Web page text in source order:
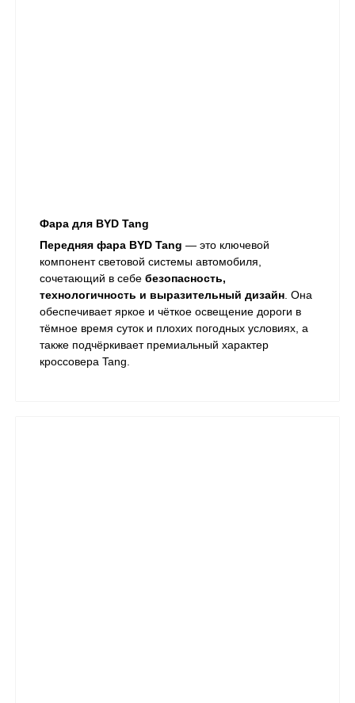
Фара для BYD Tang
Передняя фара BYD Tang — это ключевой
компонент световой системы автомобиля,
сочетающий в себе безопасность,
технологичность и выразительный дизайн. Она
обеспечивает яркое и чёткое освещение дороги в
тёмное время суток и плохих погодных условиях, а
также подчёркивает премиальный характер
кроссовера Tang.